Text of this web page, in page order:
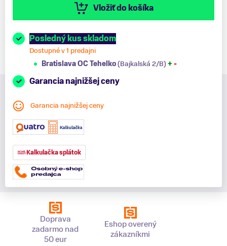
Vložiť do košíka
Posledný kus skladom
Dostupné v 1 predajni
Bratislava OC Tehelko(Bajkalská 2/B) + -
Garancia najnižšej ceny
Garancia najnižšej ceny
Kalkulačka splátok
Doprava
zadarmo nad
50 eur
Eshop overený
zákazníkmi